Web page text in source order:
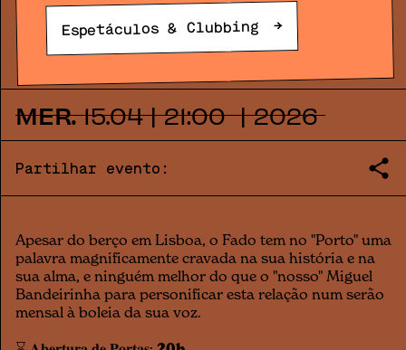
BANDEIRINHA
MER. 15.04 | 21:00 | 2026
Partilhar evento:
Apesar do berço em Lisboa, o Fado tem no "Porto" uma
palavra magnificamente cravada na sua história e na
sua alma, e ninguém melhor do que o "nosso" Miguel
Bandeirinha para personificar esta relação num serão
mensal à boleia da sua voz.
Espetáculos & Clubbing →